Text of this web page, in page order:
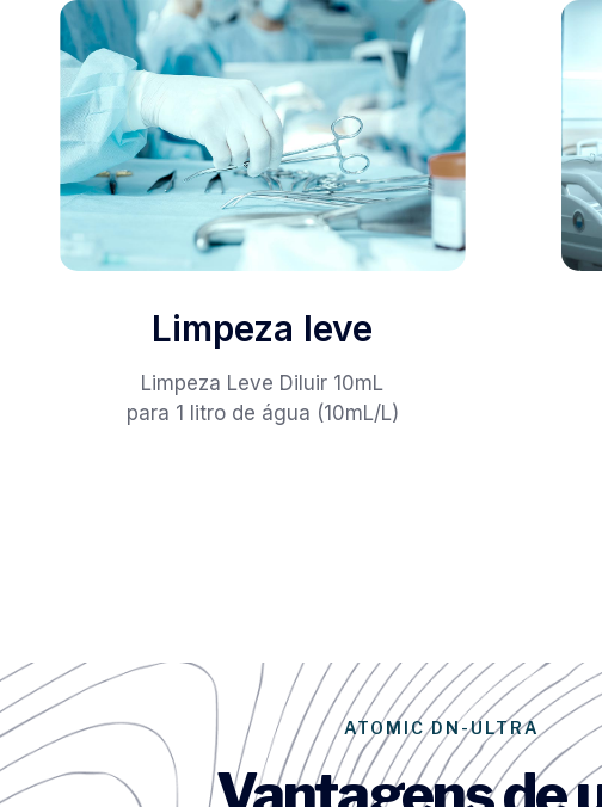
Limpeza leve
Limpeza Leve Diluir 10mL
para 1 litro de água (10mL/L)
ATOMIC DN-ULTRA